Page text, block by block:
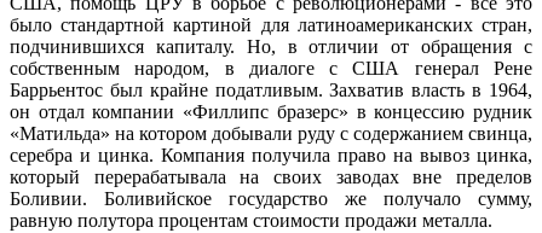
было стандартной картиной для латиноамериканских стран,
подчинившихся капиталу. Но, в отличии от обращения с
собственным народом, в диалоге с США генерал Рене
Баррьентос был крайне податливым. Захватив власть в 1964,
он отдал компании «Филлипс бразерс» в концессию рудник
«Матильда» на котором добывали руду с содержанием свинца,
серебра и цинка. Компания получила право на вывоз цинка,
который перерабатывала на своих заводах вне пределов
Боливии. Боливийское государство же получало сумму,
равную полутора процентам стоимости продажи металла.